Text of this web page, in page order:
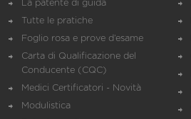
La patente di guida
Tutte le pratiche
Foglio rosa e prove d’esame
Carta di Qualificazione del
Conducente (CQC)
Medici Certificatori - Novità
Modulistica